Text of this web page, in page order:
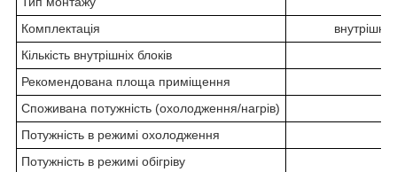
Комплектація
Кількість внутрішніх блоків
Рекомендована площа приміщення
Споживана потужність (охолодження/нагрів)
Потужність в режимі охолодження
Потужність в режимі обігріву